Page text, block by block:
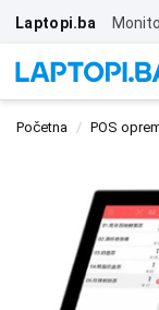
Laptopi.ba
Početna POS